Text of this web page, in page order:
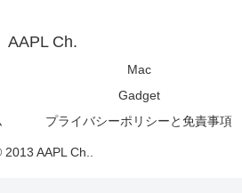
AAPL Ch.
Mac
Gadget
プライバシーポリシーと免責事項
2013 AAPL Ch..